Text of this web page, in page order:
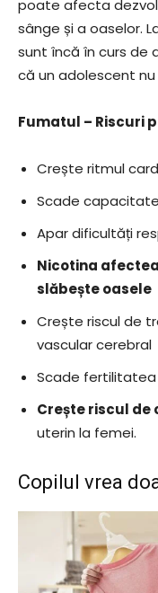
poate afecta
sânge și a oaselor.
sunt încă în curs de
că un adolescent
Fumatul – Riscuri
Crește ritmul
Scade
Apar dificultăți
Nicotina
slăbește oasele
Crește riscul de
vascular cerebral
Scade
Crește riscul de
uterin la femei.
Copilul vrea